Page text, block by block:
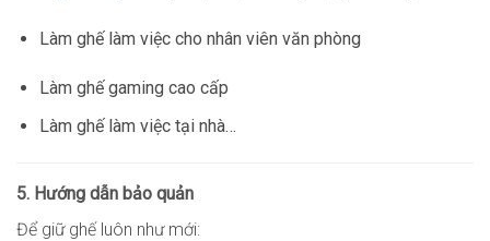
Làm ghế làm việc cho nhân viên văn phòng
Làm ghế gaming cao cấp
Làm ghế làm việc tại nhà…
5. Hướng dẫn bảo quản
Để giữ ghế luôn như mới: